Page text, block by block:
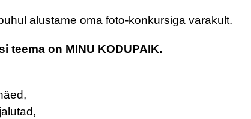
alustame oma foto-konkursiga varakult.
teema on MINU KODUPAIK.